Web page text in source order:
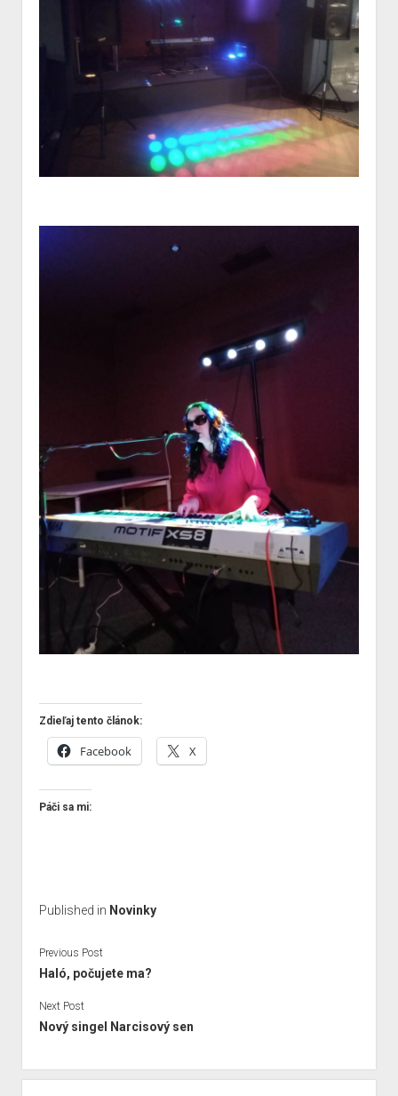
Zdieľaj tento článok:
Facebook X
Páči sa mi:
Published in Novinky
Previous Post
Haló, počujete ma?
Next Post
Nový singel Narcisový sen